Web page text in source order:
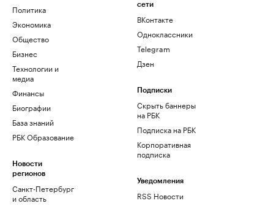
Политика
Экономика
Общество
Бизнес
Технологии и
медиа
Финансы
Биографии
База знаний
РБК Образование
Новости
регионов
Санкт-Петербург
и область
сети
ВКонтакте
Одноклассники
Telegram
Дзен
Подписки
Скрыть баннеры
на РБК
Подписка на РБК
Корпоративная
подписка
Уведомления
RSS Новости